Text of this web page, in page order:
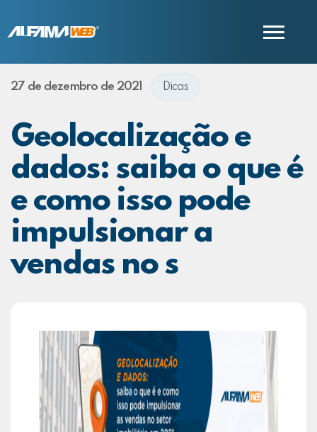
COMERCIAL
SUPORTE
27 de dezembro de 2021 Dicas
Geolocalização e
dados: saiba o que é
e como isso pode
impulsionar a
vendas no s